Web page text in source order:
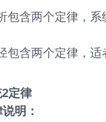
包含两个定律，系
包含两个定律，适
定律
明：